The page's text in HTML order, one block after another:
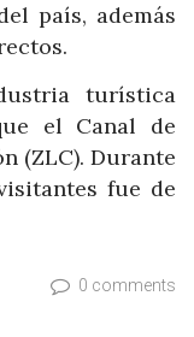
país, además
turística
el Canal de
(ZLC). Durante
fue de
0 comments